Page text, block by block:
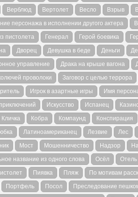
Верблюд Вертолет Весло Взрыв
персонажа в исполнении другого актера
пистолета
Генерал Герой боевика
Дворец Девушка в беде Деньги
управление
Драка на крыше вагона
проволоки
Заговор с целью террора
Игрок в азартные игры Имя
Искусство Испанец
Кличка Кобра Компаунд Конспирация
Латиноамериканец Лезвие Лес
Мост Мошенничество Надзор
название из одного слова
Осёл Отель
Пиявка Пляж По мотивам
Портфель Посол Преследование